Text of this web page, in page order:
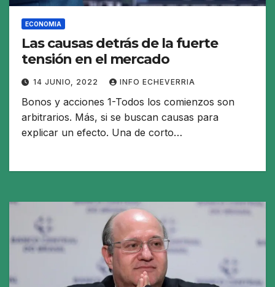
ECONOMIA
Las causas detrás de la fuerte
tensión en el mercado
14 JUNIO, 2022 INFO ECHEVERRIA
Bonos y acciones 1-Todos los comienzos son
arbitrarios. Más, si se buscan causas para
explicar un efecto. Una de corto…